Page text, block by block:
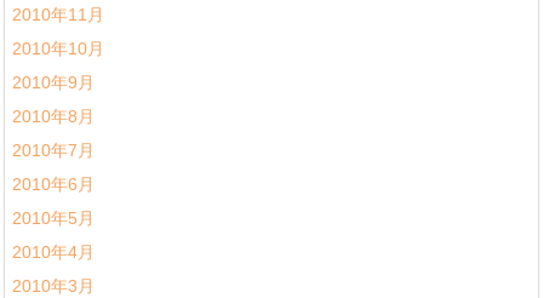
2010年11月
2010年10月
2010年9月
2010年8月
2010年7月
2010年6月
2010年5月
2010年4月
2010年3月